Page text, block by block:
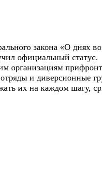
закона «О днях
официальный статус.
и диверсионные
их на каждом шагу,